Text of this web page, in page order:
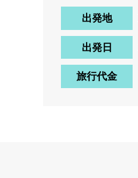
出発地
出発日
旅行代金